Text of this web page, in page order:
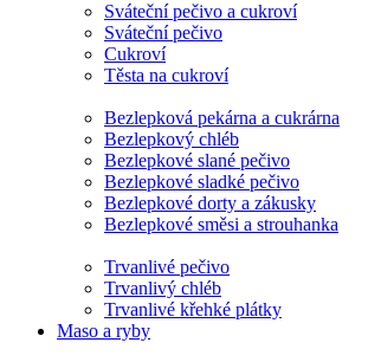
Sváteční pečivo a cukroví
Sváteční pečivo
Cukroví
Těsta na cukroví
Bezlepková pekárna a cukrárna
Bezlepkový chléb
Bezlepkové slané pečivo
Bezlepkové sladké pečivo
Bezlepkové dorty a zákusky
Bezlepkové směsi a strouhanka
Trvanlivé pečivo
Trvanlivý chléb
Trvanlivé křehké plátky
Maso a ryby